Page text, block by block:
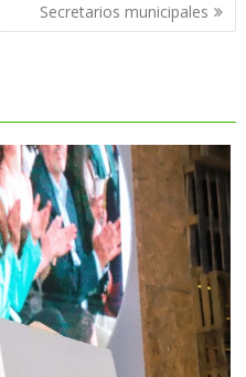
Secretarios municipales